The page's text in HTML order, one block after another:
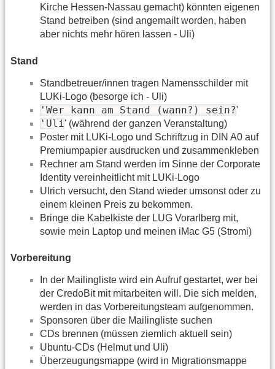
Kirche Hessen-Nassau gemacht) könnten eigenen
Stand betreiben (sind angemailt worden, haben
aber nichts mehr hören lassen - Uli)
Stand
Standbetreuer/innen tragen Namensschilder mit
LUKi-Logo (besorge ich - Uli)
'Wer kann am Stand (wann?) sein?'
'Uli ' (während der ganzen Veranstaltung)
Poster mit LUKi-Logo und Schriftzug in DIN A0 auf
Premiumpapier ausdrucken und zusammenkleben
Rechner am Stand werden im Sinne der Corporate
Identity vereinheitlicht mit LUKi-Logo
Ulrich versucht, den Stand wieder umsonst oder zu
einem kleinen Preis zu bekommen.
Bringe die Kabelkiste der LUG Vorarlberg mit,
sowie mein Laptop und meinen iMac G5 (Stromi)
Vorbereitung
In der Mailingliste wird ein Aufruf gestartet, wer bei
der CredoBit mit mitarbeiten will. Die sich melden,
werden in das Vorbereitungsteam aufgenommen.
Sponsoren über die Mailingliste suchen
CDs brennen (müssen ziemlich aktuell sein)
Ubuntu-CDs (Helmut und Uli)
Überzeugungsmappe (wird in Migrationsmappe